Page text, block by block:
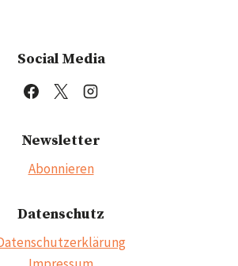
Social Media
Newsletter
Abonnieren
Datenschutz